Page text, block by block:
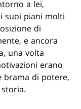
a lei,
suoi piani molti
di
e ancora
una volta
erano
brama di potere,